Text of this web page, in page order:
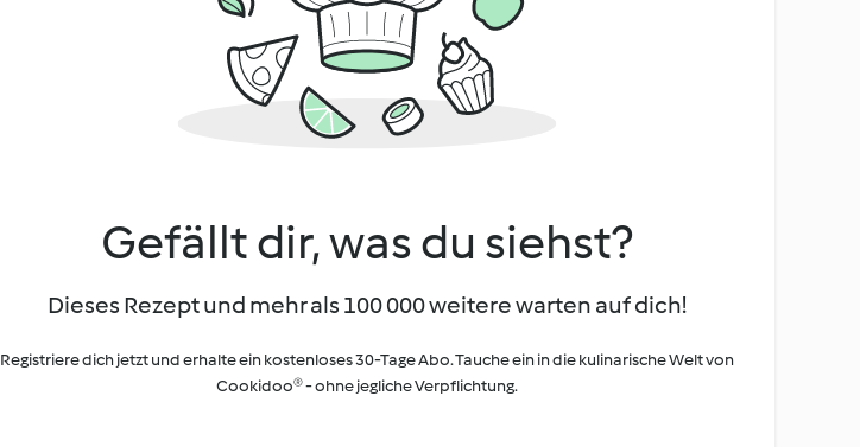
Gefällt dir, was du siehst?
Dieses Rezept und mehr als 100 000 weitere warten auf dich!
Registriere dich jetzt und erhalte ein kostenloses 30-Tage Abo. Tauche ein in die kulinarische Welt von
Cookidoo® - ohne jegliche Verpflichtung.